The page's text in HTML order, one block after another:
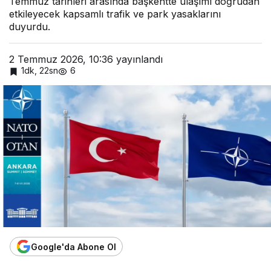
etkileyecek kapsamlı trafik ve park yasaklarını
duyurdu.
2 Temmuz 2026, 10:36 yayınlandı
1dk, 22sn 6
Google'da Abone Ol